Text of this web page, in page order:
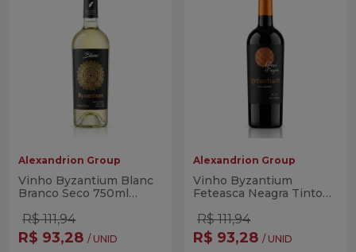
Alexandrion Group
Vinho Byzantium Blanc
Branco Seco 750ml
R$ 111,94
R$ 93,28 / UNID
Alexandrion Group
Vinho Byzantium
Feteasca Neagra Tinto
R$ 111,94
R$ 93,28 / UNID